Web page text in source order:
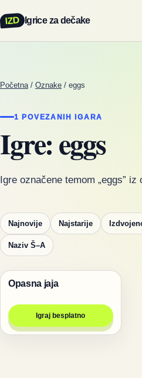
IZD Igrice za dečake
Početna / Oznake / eggs
1 POVEZANIH IGARA
Igre: eggs
Igre označene temom „eggs”
Najnovije Najstarije
Naziv Š–A
Igre za dvoje
Opasna jaja
Igraj besplatno